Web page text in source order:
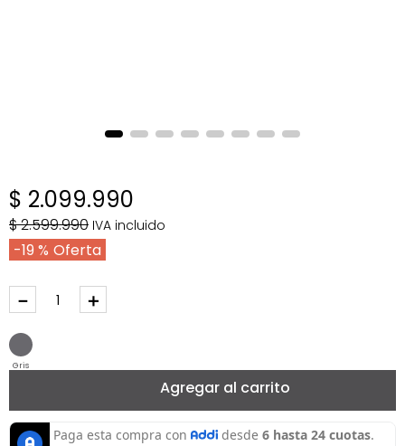
$ 2.099.990
$2.599.990 IVA incluido
19 %
＋
－
Gris
Agregar al carrito